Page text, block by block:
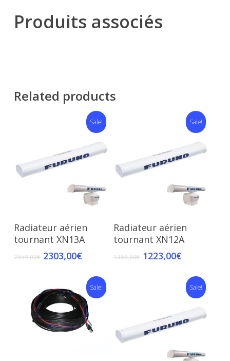
Produits associés
Related products
Sale!
Add To Cart
Radiateur aérien
tournant XN13A
2559,00€ 2303,00€
Sale!
Add To Cart
Radiateur aérien
tournant XN12A
1359,00€ 1223,00€
Sale! Sale!